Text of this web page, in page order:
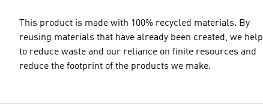
This product is made with 100% recycled materials. By
reusing materials that have already been created, we help
to reduce waste and our reliance on finite resources and
reduce the footprint of the products we make.